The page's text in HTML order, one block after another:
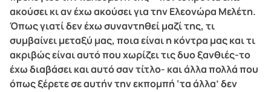
ακούσει κι αν έχω ακούσει για την Ελεονώρα Μελέτη.
Όπως γιατί δεν έχω συναντηθεί μαζί της, τι
συμβαίνει μεταξύ μας, ποια είναι η κόντρα μας και τι
ακριβώς είναι αυτό που χωρίζει τις δυο ξανθιές-το
έχω διαβάσει και αυτό σαν τίτλο- και άλλα πολλά που
όπως ξέρετε σε αυτήν την εκπομπή ‘τα άλλα’ δεν